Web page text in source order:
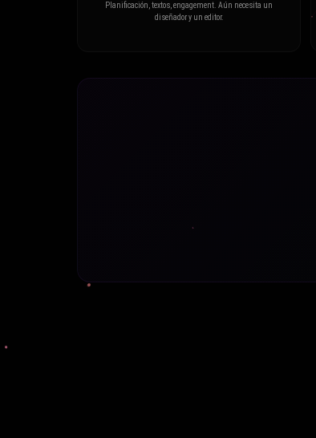
Planificación, textos, engagement. Aún necesita un
diseñador y un editor.